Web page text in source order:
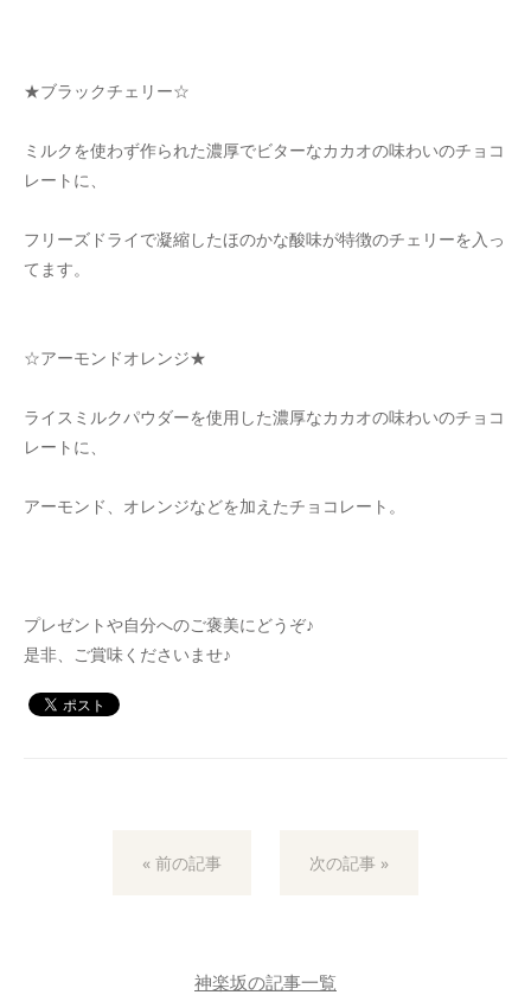
★ブラックチェリー☆
ミルクを使わず作られた濃厚でビターなカカオの味わいのチョコ
レートに、
フリーズドライで凝縮したほのかな酸味が特徴のチェリーを入っ
てます。
☆アーモンドオレンジ★
ライスミルクパウダーを使用した濃厚なカカオの味わいのチョコ
レートに、
アーモンド、オレンジなどを加えたチョコレート。
プレゼントや自分へのご褒美にどうぞ♪
是非、ご賞味くださいませ♪
« 前の記事 次の記事 »
神楽坂の記事一覧